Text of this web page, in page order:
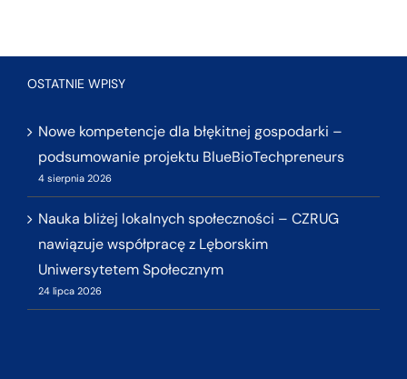
OSTATNIE WPISY
Nowe kompetencje dla błękitnej gospodarki –
podsumowanie projektu BlueBioTechpreneurs
4 sierpnia 2026
Nauka bliżej lokalnych społeczności – CZRUG
nawiązuje współpracę z Lęborskim
Uniwersytetem Społecznym
24 lipca 2026